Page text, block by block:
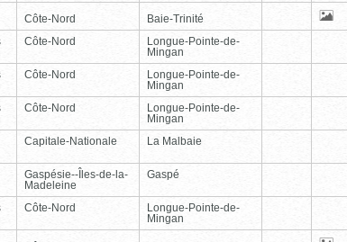
Côte-Nord
Baie-Trinité
Côte-Nord
Longue-Pointe-de-
Mingan
Côte-Nord
Longue-Pointe-de-
Mingan
Côte-Nord
Longue-Pointe-de-
Mingan
Capitale-Nationale La Malbaie
Gaspésie--Îles-de-la-
Madeleine
Gaspé
Côte-Nord
Longue-Pointe-de-
Mingan